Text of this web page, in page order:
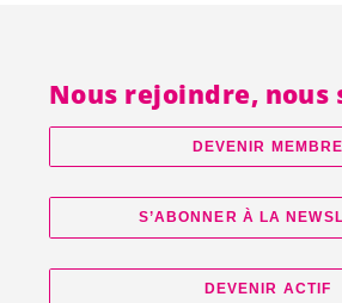
Nous rejoindre, nous
DEVENIR MEMBRE
S’ABONNER À LA
DEVENIR ACTIF